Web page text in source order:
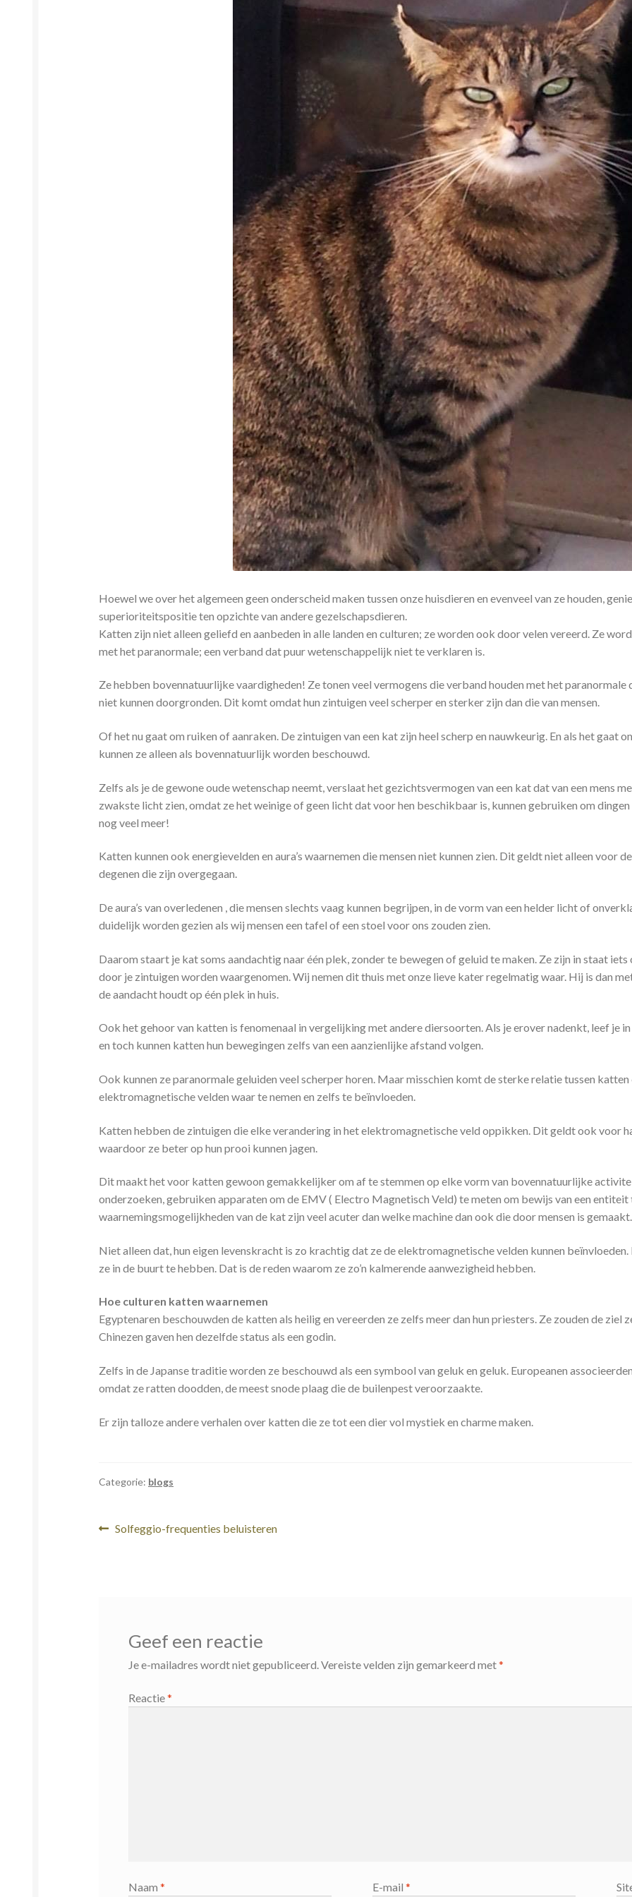
Hoewel we over het algemeen geen onderscheid maken tussen onze huisdieren en evenveel van ze houden,
superioriteitspositie ten opzichte van andere gezelschapsdieren.
Katten zijn niet alleen geliefd en aanbeden in alle landen en culturen; ze worden ook door velen vereerd. Ze
met het paranormale; een verband dat puur wetenschappelijk niet te verklaren is.
Ze hebben bovennatuurlijke vaardigheden! Ze tonen veel vermogens die verband houden met het paranormale
niet kunnen doorgronden. Dit komt omdat hun zintuigen veel scherper en sterker zijn dan die van mensen.
Of het nu gaat om ruiken of aanraken. De zintuigen van een kat zijn heel scherp en nauwkeurig. En als het gaat
kunnen ze alleen als bovennatuurlijk worden beschouwd.
Zelfs als je de gewone oude wetenschap neemt, verslaat het gezichtsvermogen van een kat dat van een mens
zwakste licht zien, omdat ze het weinige of geen licht dat voor hen beschikbaar is, kunnen gebruiken om
nog veel meer!
Katten kunnen ook energievelden en aura’s waarnemen die mensen niet kunnen zien. Dit geldt niet alleen voor
degenen die zijn overgegaan.
De aura’s van overledenen , die mensen slechts vaag kunnen begrijpen, in de vorm van een helder licht of
duidelijk worden gezien als wij mensen een tafel of een stoel voor ons zouden zien.
Daarom staart je kat soms aandachtig naar één plek, zonder te bewegen of geluid te maken. Ze zijn in staat
door je zintuigen worden waargenomen. Wij nemen dit thuis met onze lieve kater regelmatig waar. Hij is dan
de aandacht houdt op één plek in huis.
Ook het gehoor van katten is fenomenaal in vergelijking met andere diersoorten. Als je erover nadenkt, leef je
en toch kunnen katten hun bewegingen zelfs van een aanzienlijke afstand volgen.
Ook kunnen ze paranormale geluiden veel scherper horen. Maar misschien komt de sterke relatie tussen
elektromagnetische velden waar te nemen en zelfs te beïnvloeden.
Katten hebben de zintuigen die elke verandering in het elektromagnetische veld oppikken. Dit geldt ook voor
waardoor ze beter op hun prooi kunnen jagen.
Dit maakt het voor katten gewoon gemakkelijker om af te stemmen op elke vorm van bovennatuurlijke
onderzoeken, gebruiken apparaten om de EMV ( Electro Magnetisch Veld) te meten om bewijs van een entiteit
waarnemingsmogelijkheden van de kat zijn veel acuter dan welke machine dan ook die door mensen is gemaakt.
Niet alleen dat, hun eigen levenskracht is zo krachtig dat ze de elektromagnetische velden kunnen
ze in de buurt te hebben. Dat is de reden waarom ze zo’n kalmerende aanwezigheid hebben.
Hoe culturen katten waarnemen
Egyptenaren beschouwden de katten als heilig en vereerden ze zelfs meer dan hun priesters. Ze zouden de ziel
Chinezen gaven hen dezelfde status als een godin.
Zelfs in de Japanse traditie worden ze beschouwd als een symbool van geluk en geluk. Europeanen
omdat ze ratten doodden, de meest snode plaag die de builenpest veroorzaakte.
Er zijn talloze andere verhalen over katten die ze tot een dier vol mystiek en charme maken.
Categorie: blogs
Bericht
Vorig
Solfeggio-frequenties beluisteren
Geef een reactie
Je e-mailadres wordt niet gepubliceerd. Vereiste velden zijn gemarkeerd met*
Reactie*
Naam * E-mail *